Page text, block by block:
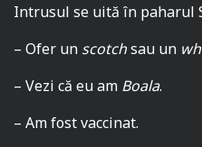
Intrusul se uită în paharul
– Ofer un scotchsau un
– Vezi că eu am Boala.
– Am fost vaccinat.